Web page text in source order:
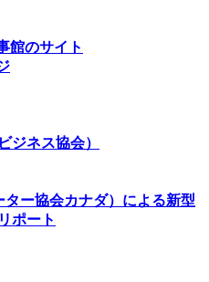
館のサイト
ジネス協会）
ー協会カナダ）による新型
ポート